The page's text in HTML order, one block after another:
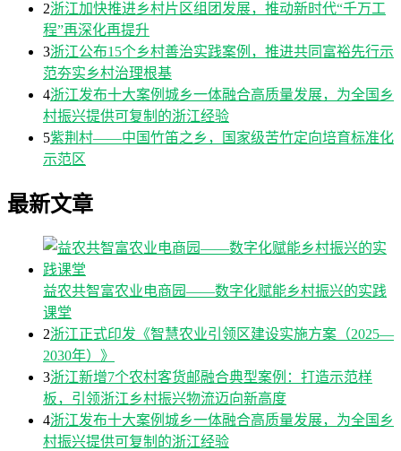
2浙江加快推进乡村片区组团发展，推动新时代“千万工
程”再深化再提升
3浙江公布15个乡村善治实践案例，推进共同富裕先行示
范夯实乡村治理根基
4浙江发布十大案例城乡一体融合高质量发展，为全国乡
村振兴提供可复制的浙江经验
5紫荆村——中国竹笛之乡，国家级苦竹定向培育标准化
示范区
最新文章
益农共智富农业电商园——数字化赋能乡村振兴的实践
课堂
2浙江正式印发《智慧农业引领区建设实施方案（2025—
2030年）》
3浙江新增7个农村客货邮融合典型案例：打造示范样
板，引领浙江乡村振兴物流迈向新高度
4浙江发布十大案例城乡一体融合高质量发展，为全国乡
村振兴提供可复制的浙江经验